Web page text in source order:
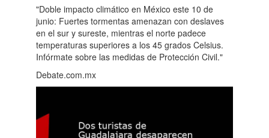
"Doble impacto climático en México este 10 de
junio: Fuertes tormentas amenazan con deslaves
en el sur y sureste, mientras el norte padece
temperaturas superiores a los 45 grados Celsius.
Infórmate sobre las medidas de Protección Civil."
Debate.com.mx